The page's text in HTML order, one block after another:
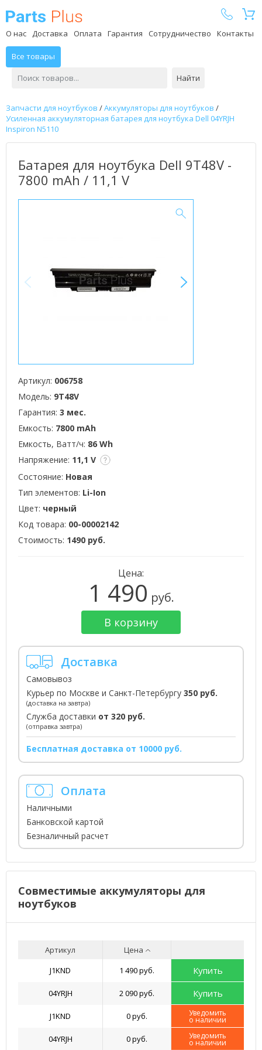
О нас Доставка Оплата Гарантия Сотрудничество Контакты
Все товары
Найти
Запчасти для ноутбуков /Аккумуляторы для ноутбуков /
Усиленная аккумуляторная батарея для ноутбука Dell 04YRJH
Inspiron N5110
Батарея для ноутбука Dell 9T48V -
7800 mAh / 11,1 V
Артикул: 006758
Модель: 9T48V
Гарантия: 3 мес.
Емкость: 7800 mAh
Емкость, Ватт/ч: 86 Wh
Напряжение: 11,1 V
Состояние: Новая
Тип элементов: Li-Ion
Цвет: черный
Код товара: 00-00002142
Стоимость: 1490 руб.
Цена:
1 490 руб.
В корзину
Доставка
Самовывоз
Курьер по Москве и Санкт-Петербургу 350 руб.
(доставка на завтра)
Служба доставки от 320 руб.
(отправка завтра)
Бесплатная доставка от 10000 руб.
Оплата
Наличными
Банковской картой
Безналичный расчет
Совместимые аккумуляторы для
ноутбуков
Артикул
Цена
J1KND
1 490 руб. Купить
04YRJH 2 090 руб. Купить
J1KND 0 руб. Уведомить
о наличии
04YRJH 0 руб. Уведомить
о наличии